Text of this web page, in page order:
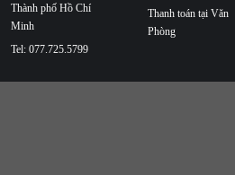
Thành phố Hồ Chí
Minh
Tel: 077.725.5799
Thanh toán tại Văn
Phòng